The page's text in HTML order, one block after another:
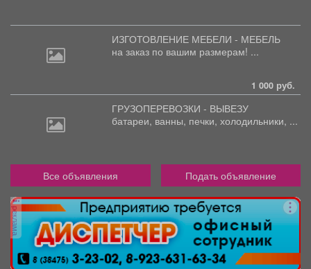
ИЗГОТОВЛЕНИЕ МЕБЕЛИ - МЕБЕЛЬ
на заказ по вашим размерам! ...
1 000 руб.
ГРУЗОПЕРЕВОЗКИ - ВЫВЕЗУ
батареи, ванны, печки, холодильники, ...
Все объявления Подать объявление
реклама